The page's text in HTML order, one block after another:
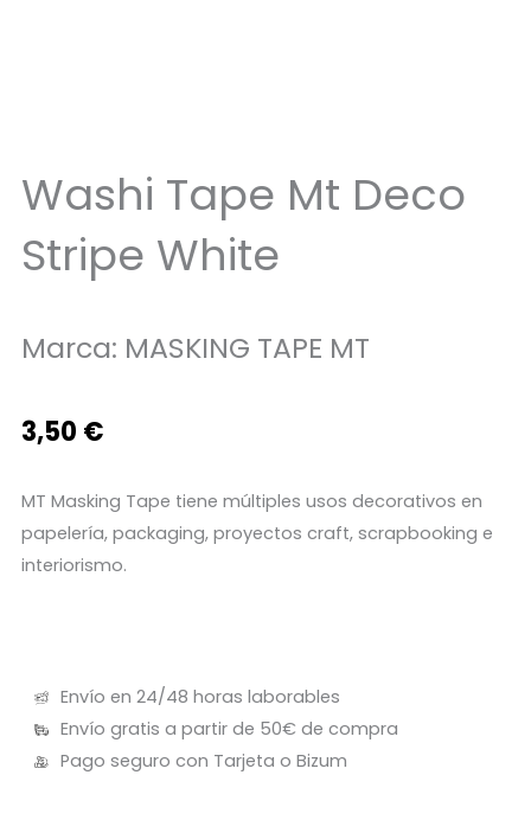
Washi Tape Mt Deco
Stripe White
Marca: MASKING TAPE MT
3,50 €
MT Masking Tape tiene múltiples usos decorativos en
papelería, packaging, proyectos craft, scrapbooking e
interiorismo.
Envío en 24/48 horas laborables
Envío gratis a partir de 50€ de compra
Pago seguro con Tarjeta o Bizum